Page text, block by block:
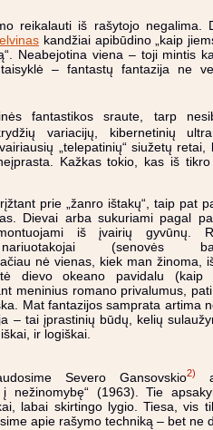
reikalauti iš rašytojo negalima.
kandžiai apibūdino „kaip
Neabejotina viena – toji mintis
– fantastų fantazija ne
fantastikos sraute, tarp
variacijų, kibernetinių
„telepatinių“ siužetų retai,
Kažkas tokio, kas iš
prie „žanro ištakų“, taip pat
Dievai arba sukuriami pagal
iš įvairių gyvūnų.
(senovės
nė vienas, kiek man žinoma,
dievo okeano pavidalu (kaip
meninius romano privalumus, pati
Mat fantazijos samprata artima
– tai įprastinių būdų, kelių
ir logiškai.
Severo Gansovskio2)
į nežinomybę“ (1963). Tie
labai skirtingo lygio. Tiesa, vis
apie rašymo techniką – bet ne